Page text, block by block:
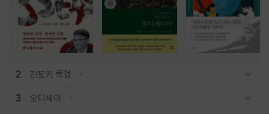
2 긴토키 룩업
3 오디세이